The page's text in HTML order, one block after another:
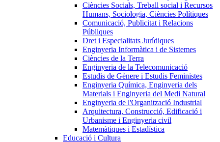
Ciències Socials, Treball social i Recursos
Humans, Sociologia, Ciències Polítiques
Comunicació, Publicitat i Relacions
Públiques
Dret i Especialitats Jurídiques
Enginyeria Informàtica i de Sistemes
Ciències de la Terra
Enginyeria de la Telecomunicació
Estudis de Gènere i Estudis Feministes
Enginyeria Química, Enginyeria dels
Materials i Enginyeria del Medi Natural
Enginyeria de l'Organització Industrial
Arquitectura, Construcció, Edificació i
Urbanisme i Enginyeria civil
Matemàtiques i Estadística
Educació i Cultura